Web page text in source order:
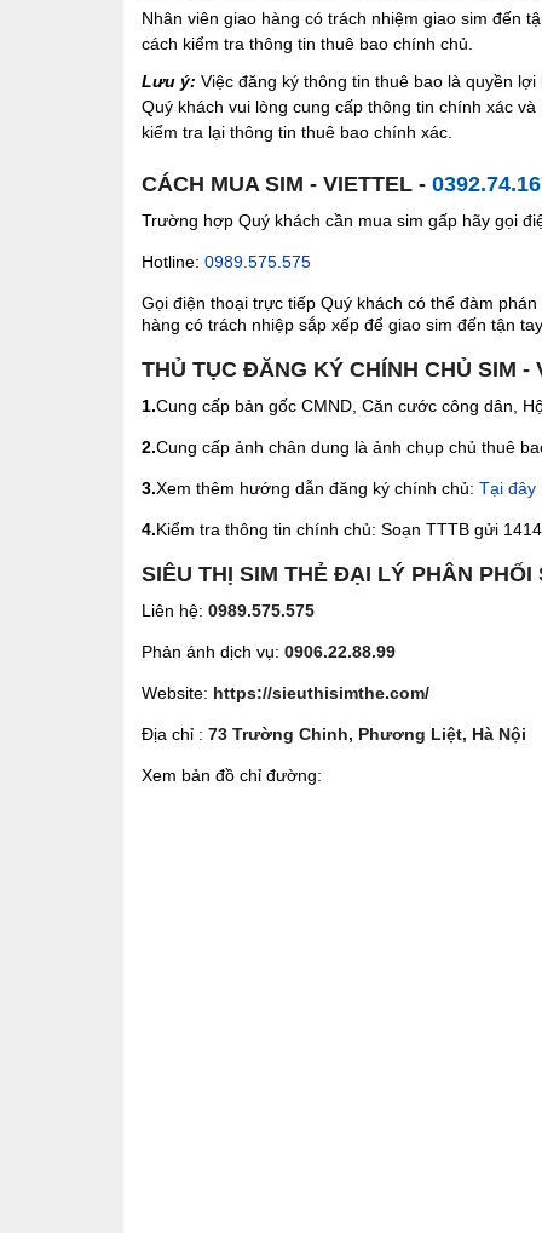
Nhân viên giao hàng có trách nhiệm giao sim đến
cách kiểm tra thông tin thuê bao chính chủ.
Lưu ý: Việc đăng ký thông tin thuê bao là quyền
Quý khách vui lòng cung cấp thông tin chính xác
kiểm tra lại thông tin thuê bao chính xác.
CÁCH MUA SIM - VIETTEL -
Trường hợp Quý khách cần mua sim gấp hãy gọi
Hotline: 0989.575.575
Gọi điện thoại trực tiếp Quý khách có thể đàm
hàng có trách nhiệp sắp xếp để giao sim đến tận
THỦ TỤC ĐĂNG KÝ CHÍNH CHỦ SIM -
1.Cung cấp bản gốc CMND, Căn cước công dân,
2.Cung cấp ảnh chân dung là ảnh chụp chủ thuê
3.Xem thêm hướng dẫn đăng ký chính chủ: Tại đây
4.Kiểm tra thông tin chính chủ: Soạn TTTB gửi
SIÊU THỊ SIM THẺ ĐẠI LÝ PHÂN PHỐI
Liên hệ: 0989.575.575
Phản ánh dịch vụ: 0906.22.88.99
Website: https://sieuthisimthe.com/
Địa chỉ : 73 Trường Chinh, Phương Liệt, Hà Nội
Xem bản đồ chỉ đường: